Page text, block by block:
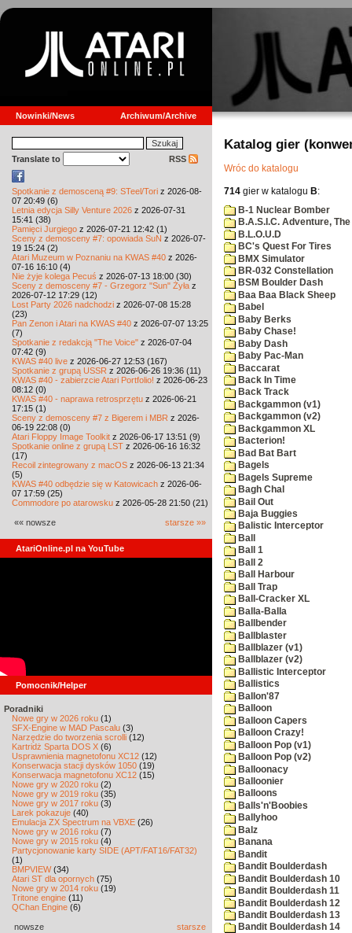
Nowinki/News Archiwum/Archive
Translate to RSS
Spotkanie z demosceną #9: STeel/Tori z 2026-08-
07 20:49 (6)
Letnia edycja Silly Venture 2026 z 2026-07-31
15:41 (38)
Pamięci Jurgiego z 2026-07-21 12:42 (1)
Sceny z demosceny #7: opowiada SuN z 2026-07-
19 15:24 (2)
Atari Muzeum w Poznaniu na KWAS #40 z 2026-
07-16 16:10 (4)
Nie żyje kolega Pecuś z 2026-07-13 18:00 (30)
Sceny z demosceny #7 - Grzegorz "Sun" Żyła z
2026-07-12 17:29 (12)
Lost Party 2026 nadchodzi z 2026-07-08 15:28
(23)
Pan Zenon i Atari na KWAS #40 z 2026-07-07 13:25
(7)
Spotkanie z redakcją "The Voice" z 2026-07-04
07:42 (9)
KWAS #40 live z 2026-06-27 12:53 (167)
Spotkanie z grupą USSR z 2026-06-26 19:36 (11)
KWAS #40 - zabierzcie Atari Portfolio! z 2026-06-23
08:12 (0)
KWAS #40 - naprawa retrosprzętu z 2026-06-21
17:15 (1)
Sceny z demosceny #7 z Bigerem i MBR z 2026-
06-19 22:08 (0)
Atari Floppy Image Toolkit z 2026-06-17 13:51 (9)
Spotkanie online z grupą LST z 2026-06-16 16:32
(17)
Recoil zintegrowany z macOS z 2026-06-13 21:34
(5)
KWAS #40 odbędzie się w Katowicach z 2026-06-
07 17:59 (25)
Commodore po atarowsku z 2026-05-28 21:50 (21)
«« nowsze starsze »»
AtariOnline.pl na YouTube
Pomocnik/Helper
Poradniki
Nowe gry w 2026 roku (1)
SFX-Engine w MAD Pascalu (3)
Narzędzie do tworzenia scrolli (12)
Kartridż Sparta DOS X (6)
Usprawnienia magnetofonu XC12 (12)
Konserwacja stacji dysków 1050 (19)
Konserwacja magnetofonu XC12 (15)
Nowe gry w 2020 roku (2)
Nowe gry w 2019 roku (35)
Nowe gry w 2017 roku (3)
Larek pokazuje (40)
Emulacja ZX Spectrum na VBXE (26)
Nowe gry w 2016 roku (7)
Nowe gry w 2015 roku (4)
Partycjonowanie karty SIDE (APT/FAT16/FAT32)
(1)
BMPVIEW(34)
Atari ST dla opornych (75)
Nowe gry w 2014 roku (19)
Tritone engine (11)
QChan Engine (6)
nowsze starsze
Katalog gier
Wróc do katalogu
714 gier w katalogu B:
B-1 Nuclear Bomber
B.A.S.I.C. Adventure, The
B.L.O.U.D
BC's Quest For Tires
BMX Simulator
BR-032 Constellation
BSM Boulder Dash
Baa Baa Black Sheep
Babel
Baby Berks
Baby Chase!
Baby Dash
Baby Pac-Man
Baccarat
Back In Time
Back Track
Backgammon (v1)
Backgammon (v2)
Backgammon XL
Bacterion!
Bad Bat Bart
Bagels
Bagels Supreme
Bagh Chal
Bail Out
Baja Buggies
Balistic Interceptor
Ball
Ball 1
Ball 2
Ball Harbour
Ball Trap
Ball-Cracker XL
Balla-Balla
Ballbender
Ballblaster
Ballblazer (v1)
Ballblazer (v2)
Ballistic Interceptor
Ballistics
Ballon'87
Balloon
Balloon Capers
Balloon Crazy!
Balloon Pop (v1)
Balloon Pop (v2)
Balloonacy
Balloonier
Balloons
Balls'n'Boobies
Ballyhoo
Balz
Banana
Bandit
Bandit Boulderdash
Bandit Boulderdash 10
Bandit Boulderdash 11
Bandit Boulderdash 12
Bandit Boulderdash 13
Bandit Boulderdash 14